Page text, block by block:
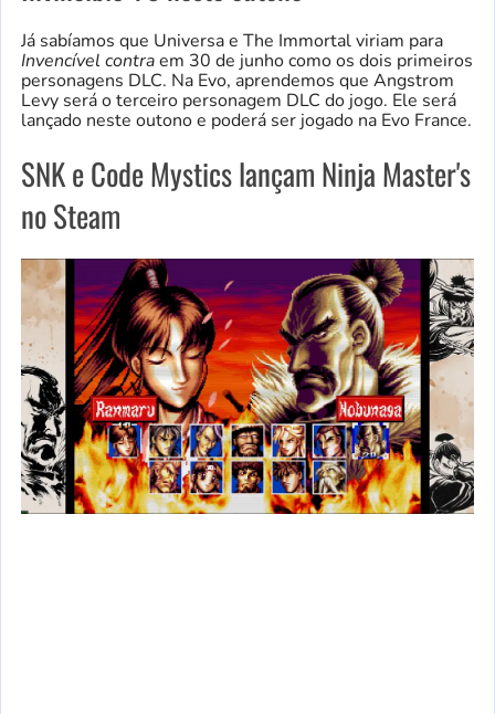
Já sabíamos que Universa e The Immortal viriam para
Invencível contraem 30 de junho como os dois primeiros
personagens DLC. Na Evo, aprendemos que Angstrom
Levy será o terceiro personagem DLC do jogo. Ele será
lançado neste outono e poderá ser jogado na Evo France.
SNK e Code Mystics lançam Ninja Master's
no Steam